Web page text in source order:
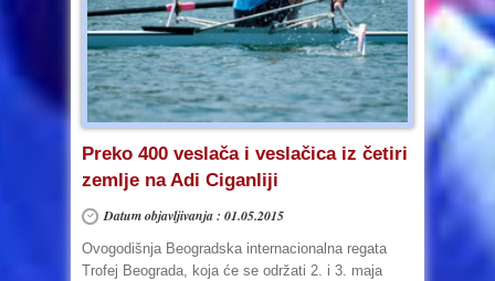
Preko 400 veslača i veslačica iz četiri
zemlje na Adi Ciganliji
Datum objavljivanja : 01.05.2015
Ovogodišnja Beogradska internacionalna regata
Trofej Beograda, koja će se održati 2. i 3. maja